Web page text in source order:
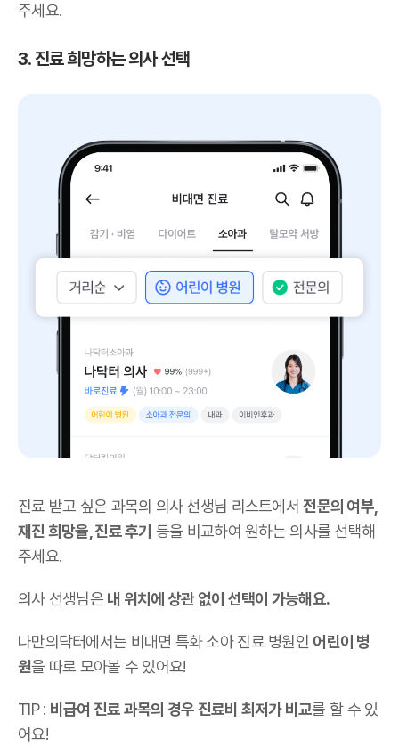
주세요.
3. 진료 희망하는 의사 선택
진료 받고 싶은 과목의 의사 선생님 리스트에서전문의 여부,
재진 희망율, 진료 후기 등을 비교하여 원하는 의사를 선택해
주세요.
의사 선생님은 내 위치에 상관 없이 선택이 가능해요.
나만의닥터에서는 비대면 특화 소아 진료 병원인 어린이 병
원을 따로 모아볼 수 있어요!
TIP : 비급여 진료 과목의 경우 진료비 최저가 비교를 할 수 있
어요!